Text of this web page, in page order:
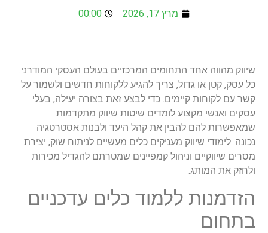
מרץ 17, 2026 00:00
שיווק מהווה אחד התחומים המרכזיים בעולם העסקי המודרני.
כל עסק, קטן או גדול, צריך להגיע ללקוחות חדשים ולשמור על
קשר עם לקוחות קיימים. כדי לבצע זאת בצורה יעילה, בעלי
עסקים ואנשי מקצוע לומדים שיטות שיווק מתקדמות
שמאפשרות להם להבין את קהל היעד ולבנות אסטרטגיה
נכונה. לימודי שיווק מעניקים כלים מעשיים לניתוח שוק, יצירת
מסרים שיווקיים וניהול קמפיינים שמטרתם להגדיל מכירות
ולחזק את המותג.
הזדמנות ללמוד כלים עדכניים
בתחום